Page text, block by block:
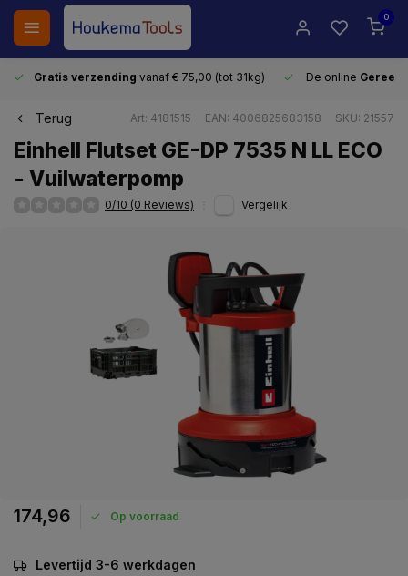
0
Gratis verzending vanaf € 75,00 (tot 31kg) De online
Terug Art: 4181515 EAN: 4006825683158 SKU: 21557
Einhell Flutset GE-DP 7535 N LL ECO
- Vuilwaterpomp
0/10 (0 Reviews) Vergelijk
174,96 Op voorraad
Levertijd 3-6 werkdagen